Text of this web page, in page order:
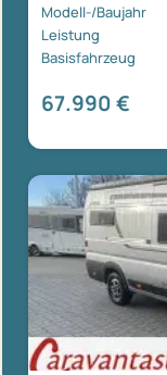
Modell-/Baujahr
Leistung
Basisfahrzeug
67.990 €